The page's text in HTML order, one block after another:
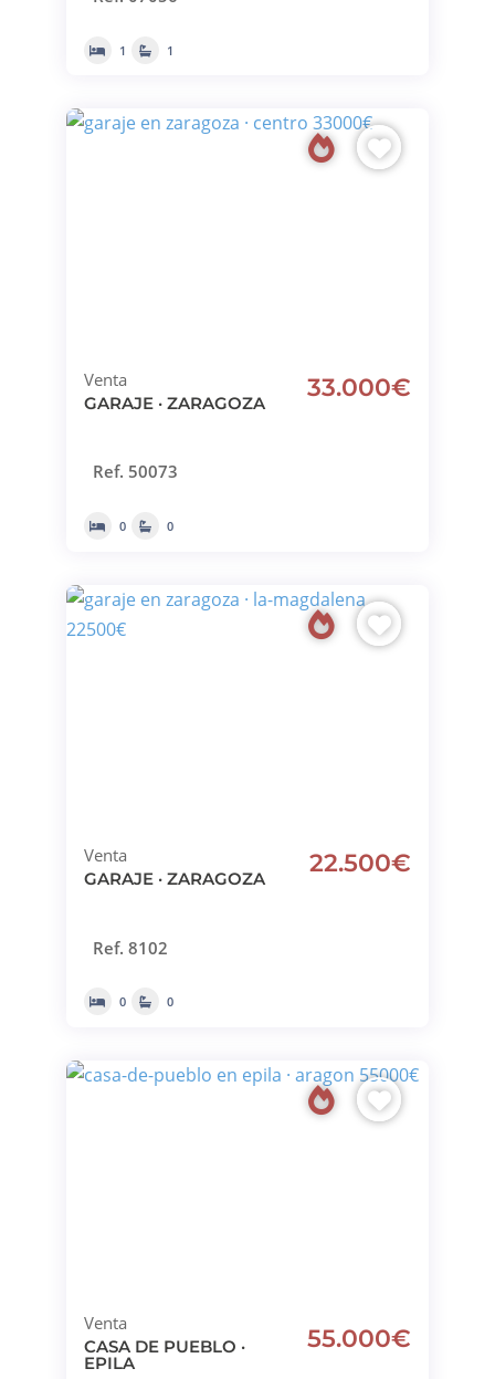
1 1
Venta
GARAJE · ZARAGOZA
33.000€
Ref. 50073
0 0
Venta
GARAJE · ZARAGOZA
22.500€
Ref. 8102
0 0
Venta
CASA DE PUEBLO ·
EPILA
55.000€